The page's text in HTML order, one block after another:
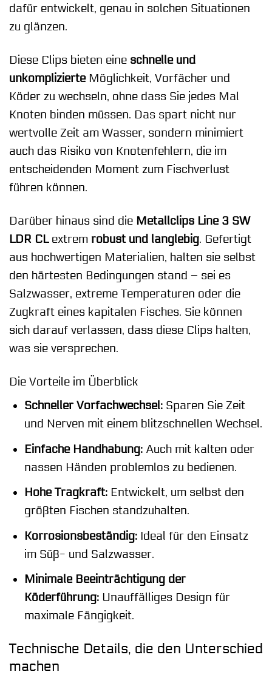
dafür entwickelt, genau in solchen Situationen
zu glänzen.
Diese Clips bieten eine schnelle und
unkomplizierteMöglichkeit, Vorfächer und
Köder zu wechseln, ohne dass Sie jedes Mal
Knoten binden müssen. Das spart nicht nur
wertvolle Zeit am Wasser, sondern minimiert
auch das Risiko von Knotenfehlern, die im
entscheidenden Moment zum Fischverlust
führen können.
Darüber hinaus sind die Metallclips Line 3 SW
LDR CLextrem robust und langlebig. Gefertigt
aus hochwertigen Materialien, halten sie selbst
den härtesten Bedingungen stand – sei es
Salzwasser, extreme Temperaturen oder die
Zugkraft eines kapitalen Fisches. Sie können
sich darauf verlassen, dass diese Clips halten,
was sie versprechen.
Die Vorteile im Überblick
Schneller Vorfachwechsel:Sparen Sie Zeit
und Nerven mit einem blitzschnellen Wechsel.
Einfache Handhabung:Auch mit kalten oder
nassen Händen problemlos zu bedienen.
Hohe Tragkraft:Entwickelt, um selbst den
größten Fischen standzuhalten.
Korrosionsbeständig:Ideal für den Einsatz
im Süß- und Salzwasser.
Minimale Beeinträchtigung der
Köderführung:Unauffälliges Design für
maximale Fängigkeit.
Technische Details, die den Unterschied
machen